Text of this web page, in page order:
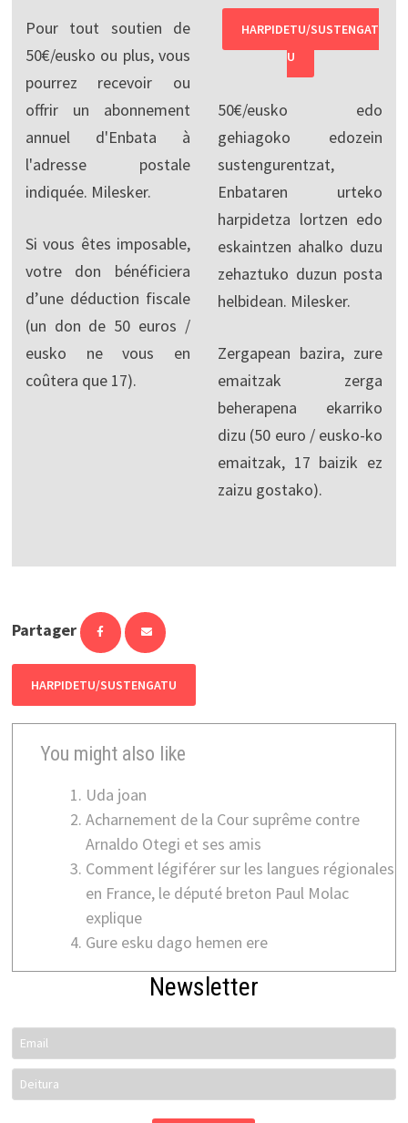
Pour tout soutien de
50€/eusko ou plus, vous
pourrez recevoir ou
offrir un abonnement
annuel d'Enbata à
l'adresse postale
indiquée. Milesker.
Si vous êtes imposable,
votre don bénéficiera
d’une déduction fiscale
(un don de 50 euros /
eusko ne vous en
coûtera que 17).
HARPIDETU/SUSTENGAT
U
50€/eusko edo
gehiagoko edozein
sustengurentzat,
Enbataren urteko
harpidetza lortzen edo
eskaintzen ahalko duzu
zehaztuko duzun posta
helbidean. Milesker.
Zergapean bazira, zure
emaitzak zerga
beherapena ekarriko
dizu (50 euro / eusko-ko
emaitzak, 17 baizik ez
zaizu gostako).
Partager
HARPIDETU/SUSTENGATU
You might also like
Uda joan
Acharnement de la Cour suprême contre
Arnaldo Otegi et ses amis
Comment légiférer sur les langues régionales
en France, le député breton Paul Molac
explique
Gure esku dago hemen ere
Newsletter